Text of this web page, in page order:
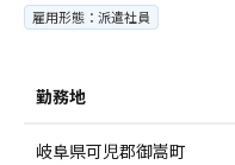
雇用形態：派遣社員
勤務地
岐阜県可児郡御嵩町